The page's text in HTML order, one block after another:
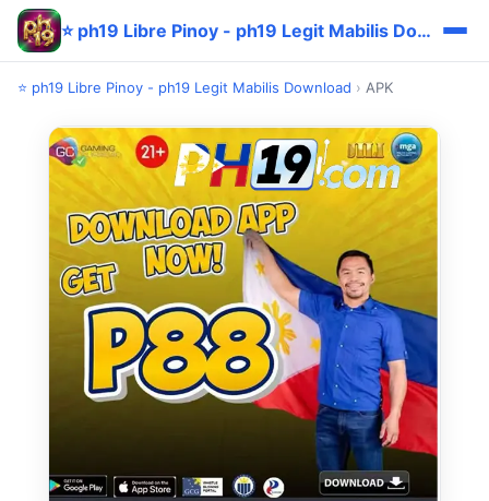
⭐ ph19 Libre Pinoy - ph19 Legit Mabilis Download
⭐ ph19 Libre Pinoy - ph19 Legit Mabilis Download › APK